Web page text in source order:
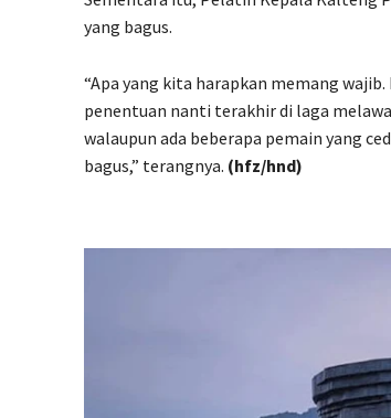
yang bagus.
“Apa yang kita harapkan memang
penentuan nanti terakhir di laga
walaupun ada beberapa pemain yang
bagus,” terangnya. (hfz/hnd)